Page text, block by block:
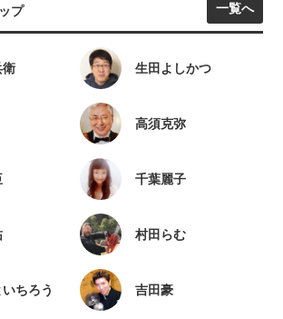
プ 一覧へ
衛 生田よしかつ
高須克弥
千葉麗子
村田らむ
ちろう 吉田豪